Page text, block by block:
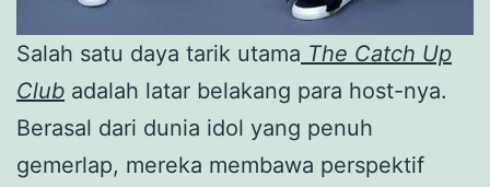
Salah satu daya tarik utama The Catch Up
Club adalah latar belakang para host-nya.
Berasal dari dunia idol yang penuh
gemerlap, mereka membawa perspektif